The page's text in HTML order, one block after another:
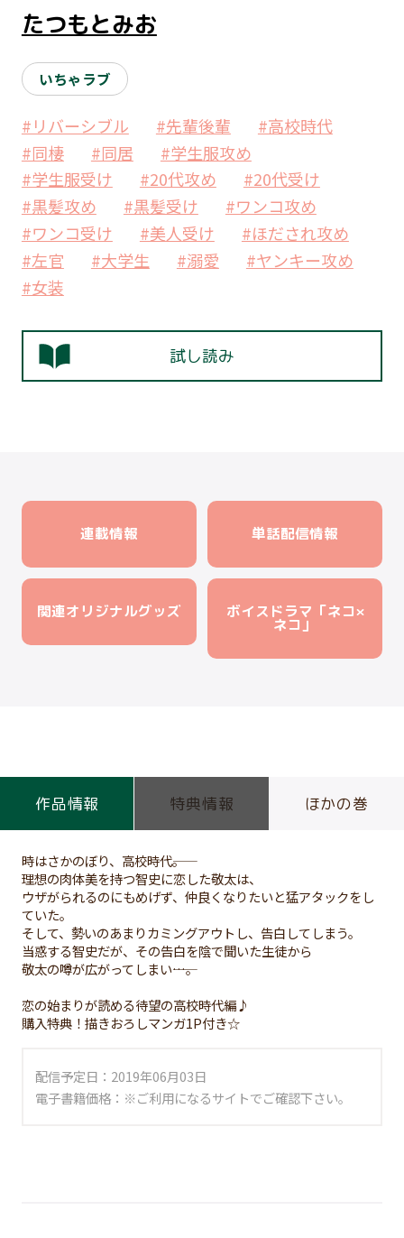
たつもとみお
いちゃラブ
#リバーシブル #先輩後輩
#高校時代
#同棲
#同居
#学生服攻め
#学生服受け
#20代攻め
#20代受け
#黒髪攻め
#黒髪受け
#ワンコ攻め
#ワンコ受け
#美人受け
#ほだされ攻め
#左官
#大学生 #溺愛
#ヤンキー攻め
#女装
試し読み
連載情報 単話配信情報
関連オリジナルグッズ ボイスドラマ「ネコ×
ネコ」
作品情報 特典情報 ほかの巻
時はさかのぼり、高校時代――。
理想の肉体美を持つ智史に恋した敬太は、
ウザがられるのにもめげず、仲良くなりたいと猛アタックをし
ていた。
そして、勢いのあまりカミングアウトし、告白してしまう。
当惑する智史だが、その告白を陰で聞いた生徒から
敬太の噂が広がってしまい――…。
恋の始まりが読める待望の高校時代編♪
購入特典！描きおろしマンガ1P付き☆
配信予定日：2019年06月03日
電子書籍価格：※ご利用になるサイトでご確認下さい。